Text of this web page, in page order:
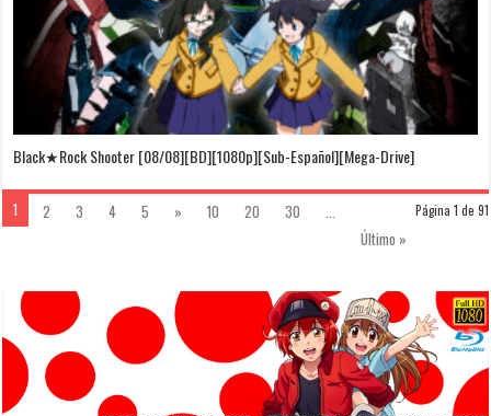
Black★Rock Shooter [08/08][BD][1080p][Sub-Español][Mega-Drive]
Página 1 de 91
1 2 3 4 5 » 10 20 30
Último »